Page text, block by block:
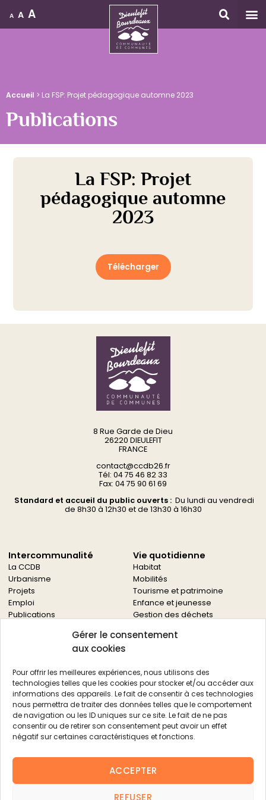
Gérer le consentement
aux cookies
Pour offrir les meilleures expériences, nous utilisons des
technologies telles que les cookies pour stocker et/ou accéder aux
informations des appareils. Le fait de consentir à ces technologies
nous permettra de traiter des données telles que le comportement
de navigation ou les ID uniques sur ce site. Le fait de ne pas
consentir ou de retirer son consentement peut avoir un effet
négatif sur certaines caractéristiques et fonctions.
ACCEPTER
REFUSER
A A A
Accueil > La FSP: Projet pédagogique automne 2023
Publications
Télécharger
La FSP: Projet
pédagogique automne
2023
8 Rue Garde de Dieu
26220 DIEULEFIT
FRANCE
contact@ccdb26.fr
Tél: 04 75 46 82 33
Fax: 04 75 90 61 69
Standard et accueil du public ouverts :Du lundi au vendredi
de 8h30 à 12h30 et de 13h30 à 16h30
Intercommunalité
La CCDB
Urbanisme
Projets
Emploi
Publications
Vie quotidienne
Habitat
Mobilités
Tourisme et patrimoine
Enfance et jeunesse
Gestion des déchets
Culture
Autres services
Économie locale
Agriculture
Filière bois
Environnement
Aides aux entreprises
Aides aux associations
Actualités
FAQ